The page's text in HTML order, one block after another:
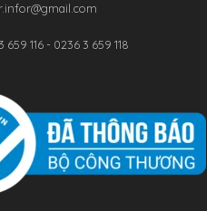
659 116 - 0236 3 659 118